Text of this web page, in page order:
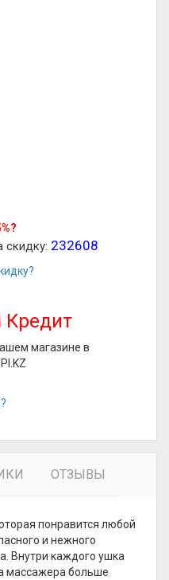
скидку: 232608
Кредит
магазине в
ОТЗЫВЫ
понравится любой
и нежного
Внутри каждого ушка
массажера больше